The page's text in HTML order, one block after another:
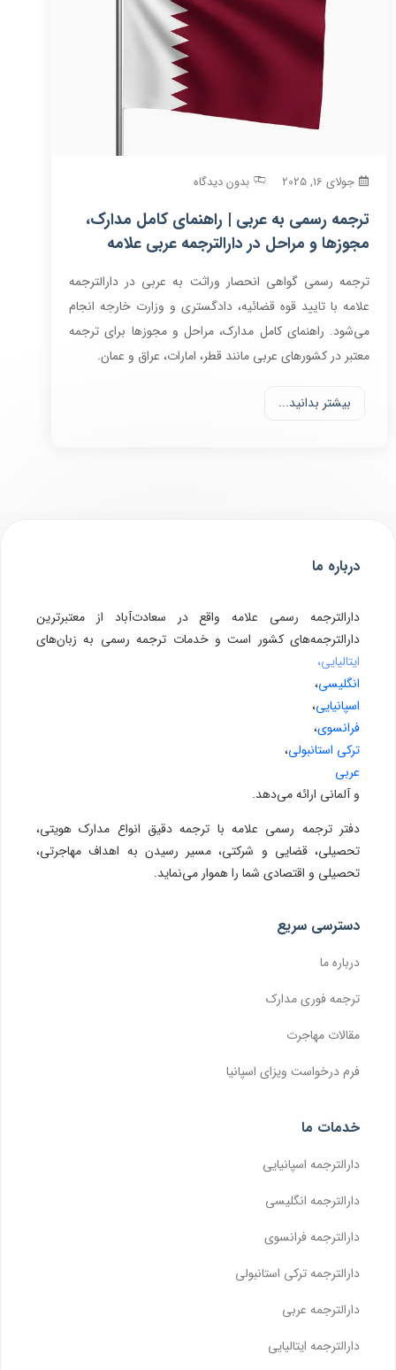
جولای 16, 2025 بدون دیدگاه
ترجمه رسمی به عربی | راهنمای کامل مدارک،
مجوزها و مراحل در دارالترجمه عربی علامه
ترجمه رسمی گواهی انحصار وراثت به عربی در دارالترجمه
علامه با تایید قوه قضائیه، دادگستری و وزارت خارجه انجام
می‌شود. راهنمای کامل مدارک، مراحل و مجوزها برای ترجمه
معتبر در کشورهای عربی مانند قطر، امارات، عراق و عمان.
بیشتر بدانید...
درباره ما
دارالترجمه رسمی علامه واقع در سعادت‌آباد از معتبرترین
دارالترجمه‌های کشور است و خدمات ترجمه رسمی به زبان‌های
ایتالیایی،
انگلیسی،
اسپانیایی،
فرانسوی،
ترکی استانبولی،
عربی
و آلمانی ارائه می‌دهد.
دفتر ترجمه رسمی علامه با ترجمه دقیق انواع مدارک هویتی،
تحصیلی، قضایی و شرکتی، مسیر رسیدن به اهداف مهاجرتی،
تحصیلی و اقتصادی شما را هموار می‌نماید.
دسترسی سریع
درباره ما
ترجمه فوری مدارک
مقالات مهاجرت
فرم درخواست ویزای اسپانیا
خدمات ما
دارالترجمه اسپانیایی
دارالترجمه انگلیسی
دارالترجمه فرانسوی
دارالترجمه ترکی استانبولی
دارالترجمه عربی
دارالترجمه ایتالیایی